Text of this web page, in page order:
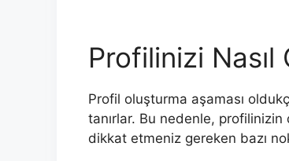
Profilinizi Nasıl
Profil oluşturma aşaması
tanırlar. Bu nedenle,
dikkat etmeniz gereken bazı